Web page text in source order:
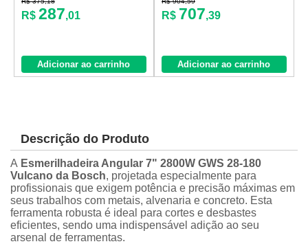
R$ 287,01
Adicionar ao carrinho
R$ 707,39
Adicionar ao carrinho
Descrição do Produto
A Esmerilhadeira Angular 7" 2800W GWS 28-180
Vulcano da Bosch, projetada especialmente para
profissionais que exigem potência e precisão máximas em
seus trabalhos com metais, alvenaria e concreto. Esta
ferramenta robusta é ideal para cortes e desbastes
eficientes, sendo uma indispensável adição ao seu
arsenal de ferramentas.